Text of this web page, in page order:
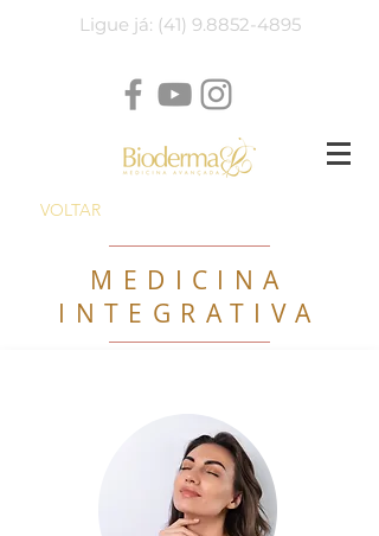
Ligue já: (41) 9.8852-4895
VOLTAR
MEDICINA
INTEGRATIVA